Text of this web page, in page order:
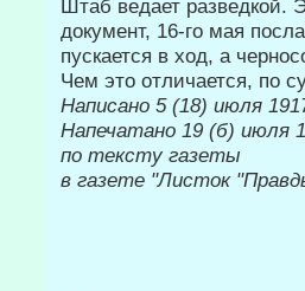
Штаб ведает разведкой.
доку­мент, 16-го мая
пускается в ход, а
Чем это отличается, по
Написано 5 (18) июля
Напечатано
по тексту газеты
в газете "Листок